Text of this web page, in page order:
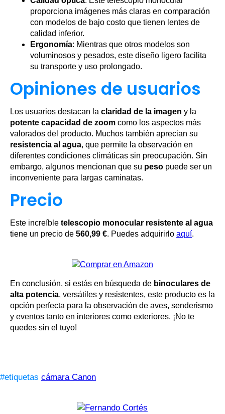
proporciona imágenes más claras en comparación
con modelos de bajo costo que tienen lentes de
calidad inferior.
Ergonomía: Mientras que otros modelos son
voluminosos y pesados, este diseño ligero facilita
su transporte y uso prolongado.
Opiniones de usuarios
Los usuarios destacan la claridad de la imagen y la
potente capacidad de zoom como los aspectos más
valorados del producto. Muchos también aprecian su
resistencia al agua, que permite la observación en
diferentes condiciones climáticas sin preocupación. Sin
embargo, algunos mencionan que su peso puede ser un
inconveniente para largas caminatas.
Precio
Este increíble telescopio monocular resistente al agua
tiene un precio de 560,99 €. Puedes adquirirlo aquí.
En conclusión, si estás en búsqueda de binoculares de
alta potencia, versátiles y resistentes, este producto es la
opción perfecta para la observación de aves, senderismo
y eventos tanto en interiores como exteriores. ¡No te
quedes sin el tuyo!
#etiquetas cámara Canon